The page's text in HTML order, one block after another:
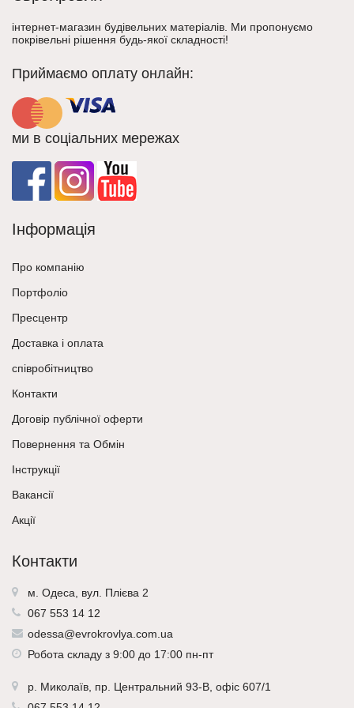
інтернет-магазин будівельних матеріалів. Ми пропонуємо
покрівельні рішення будь-якої складності!
Приймаємо оплату онлайн:
ми в соціальних мережах
Інформація
Про компанію
Портфоліо
Пресцентр
Доставка і оплата
співробітництво
Контакти
Договір публічної оферти
Повернення та Обмін
Інструкції
Вакансії
Акції
Контакти
м. Одеса, вул. Плієва 2
067 553 14 12
odessa@evrokrovlya.com.ua
Робота складу з 9:00 до 17:00 пн-пт
р. Миколаїв , пр. Центральний 93-В, офіс 607/1